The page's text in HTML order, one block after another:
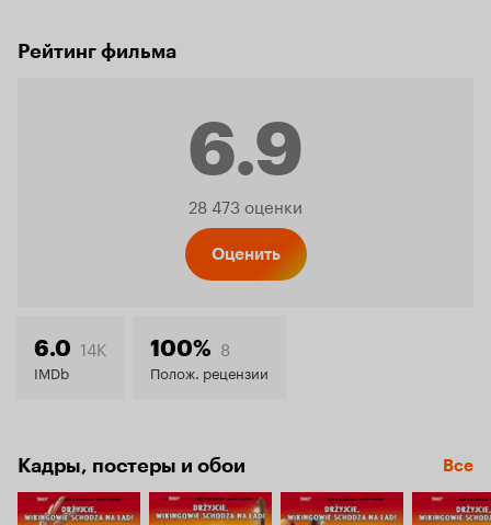
Рейтинг фильма
6.9
Рейтинг
6.9
28 473 оценки
Оценить
6.0 14K
IMDb
100% 8
Полож. рецензии
Кадры, постеры и обои Все